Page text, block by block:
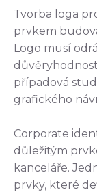
Tvorba loga
prvkem
Logo musí
případová
grafického
Corporate
důležitým
kanceláře.
prvky, které